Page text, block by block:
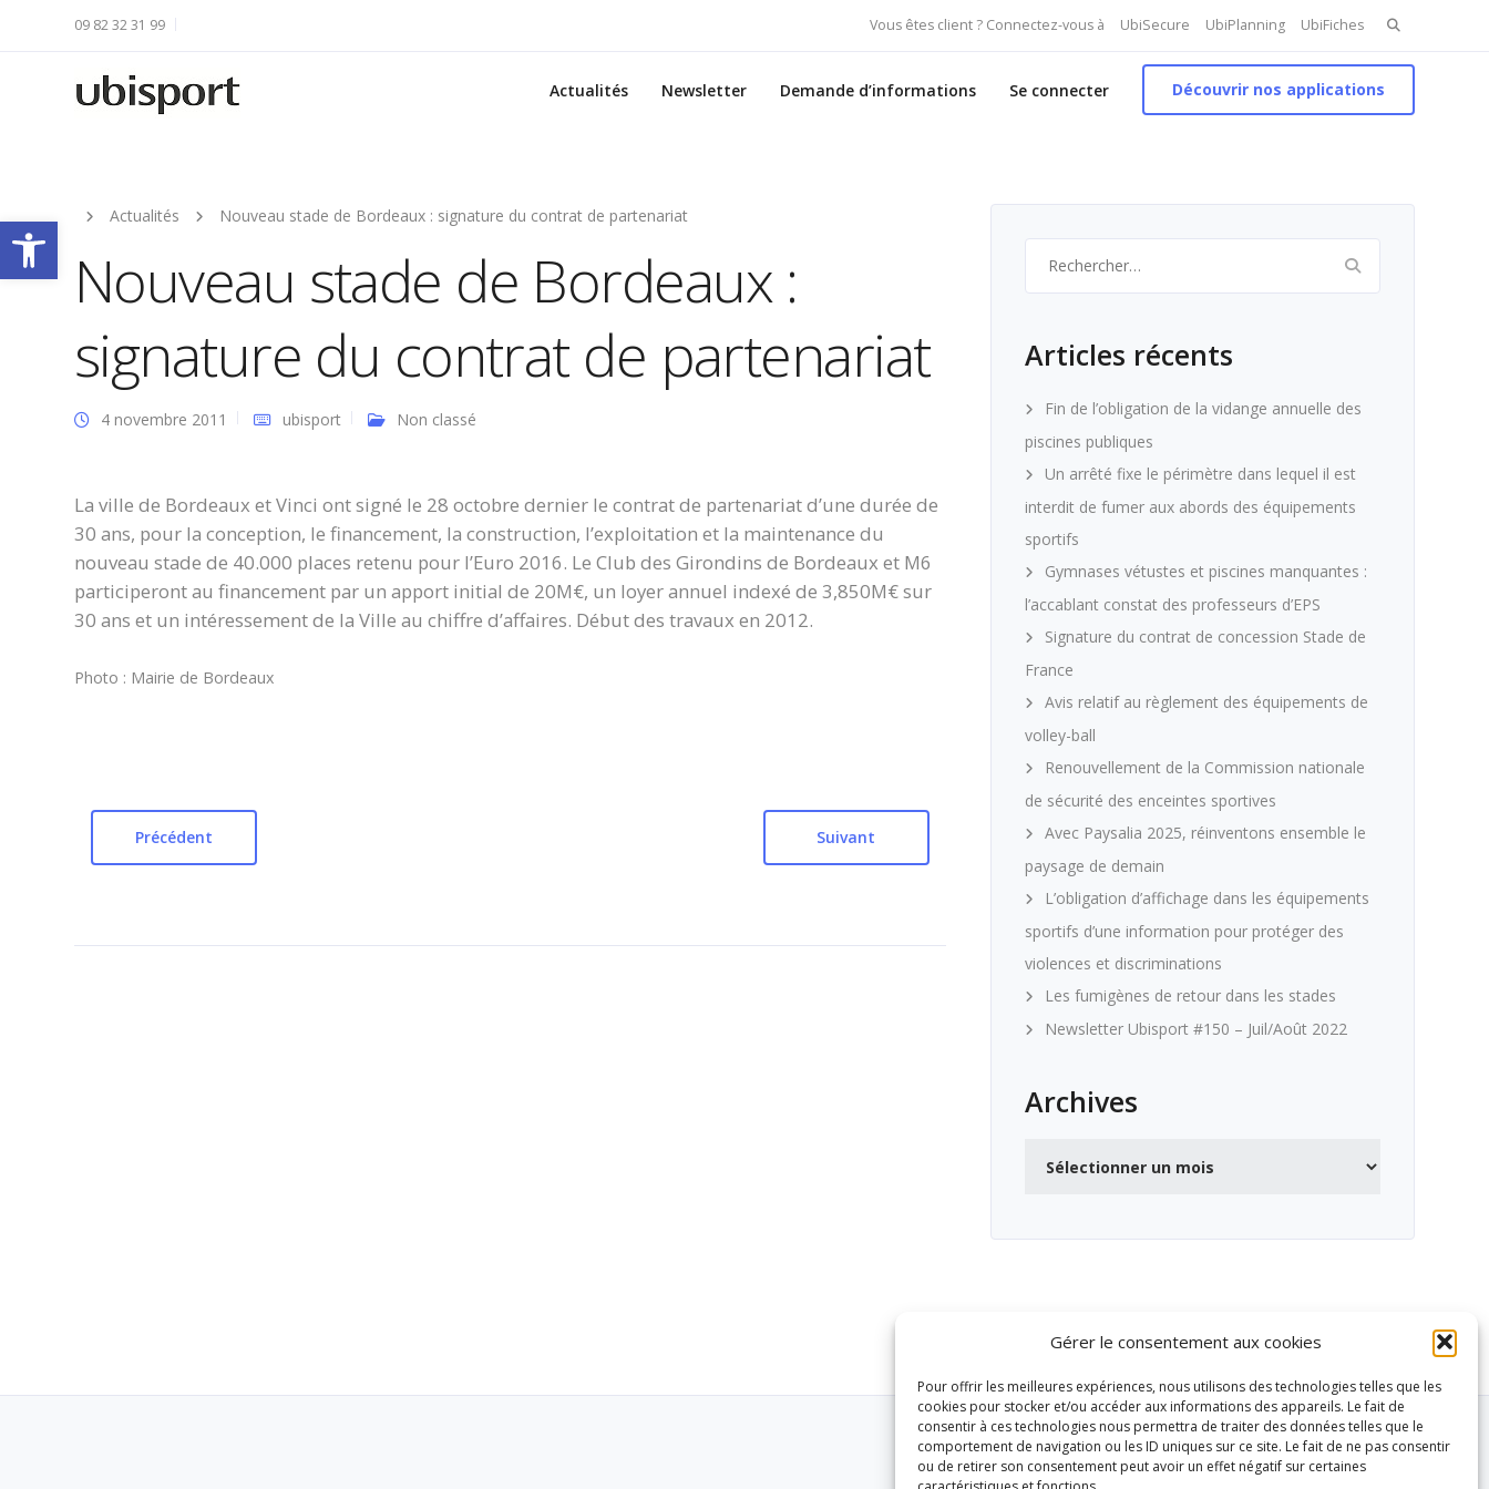
Ouvrir la barre d’outils
Gérer le consentement aux cookies
Pour offrir les meilleures expériences, nous utilisons des technologies telles que les
cookies pour stocker et/ou accéder aux informations des appareils. Le fait de
consentir à ces technologies nous permettra de traiter des données telles que le
comportement de navigation ou les ID uniques sur ce site. Le fait de ne pas consentir
ou de retirer son consentement peut avoir un effet négatif sur certaines
Vous êtes client ? Connectez-vous à UbiSecure UbiPlanning UbiFiches Search
for:
09 82 32 31 99
Actualités Newsletter Demande d’informations Se connecter Découvrir nos applications
Actualités Nouveau stade de Bordeaux : signature du contrat de partenariat
Nouveau stade de Bordeaux :
signature du contrat de partenariat
4 novembre 2011 ubisport Non classé
La ville de Bordeaux et Vinci ont signé le 28 octobre dernier le contrat de partenariat d’une durée de
30 ans, pour la conception, le financement, la construction, l’exploitation et la maintenance du
nouveau stade de 40.000 places retenu pour l’Euro 2016. Le Club des Girondins de Bordeaux et M6
participeront au financement par un apport initial de 20M€, un loyer annuel indexé de 3,850M€ sur
30 ans et un intéressement de la Ville au chiffre d’affaires. Début des travaux en 2012.
Photo : Mairie de Bordeaux
Précédent Suivant
Articles récents
Fin de l’obligation de la vidange annuelle des
piscines publiques
Un arrêté fixe le périmètre dans lequel il est
interdit de fumer aux abords des équipements
sportifs
Gymnases vétustes et piscines manquantes :
l’accablant constat des professeurs d’EPS
Signature du contrat de concession Stade de
France
Avis relatif au règlement des équipements de
volley-ball
Renouvellement de la Commission nationale
de sécurité des enceintes sportives
Avec Paysalia 2025, réinventons ensemble le
paysage de demain
L’obligation d’affichage dans les équipements
sportifs d’une information pour protéger des
violences et discriminations
Les fumigènes de retour dans les stades
Newsletter Ubisport #150 – Juil/Août 2022
Archives